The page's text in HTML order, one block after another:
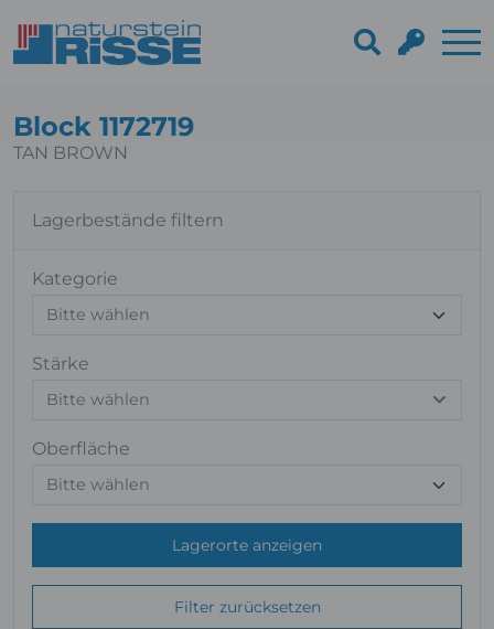
Block 1172719
TAN BROWN
Lagerbestände filtern
Kategorie
Stärke
Bitte wählen
Oberfläche
Lagerorte anzeigen
Filter zurücksetzen